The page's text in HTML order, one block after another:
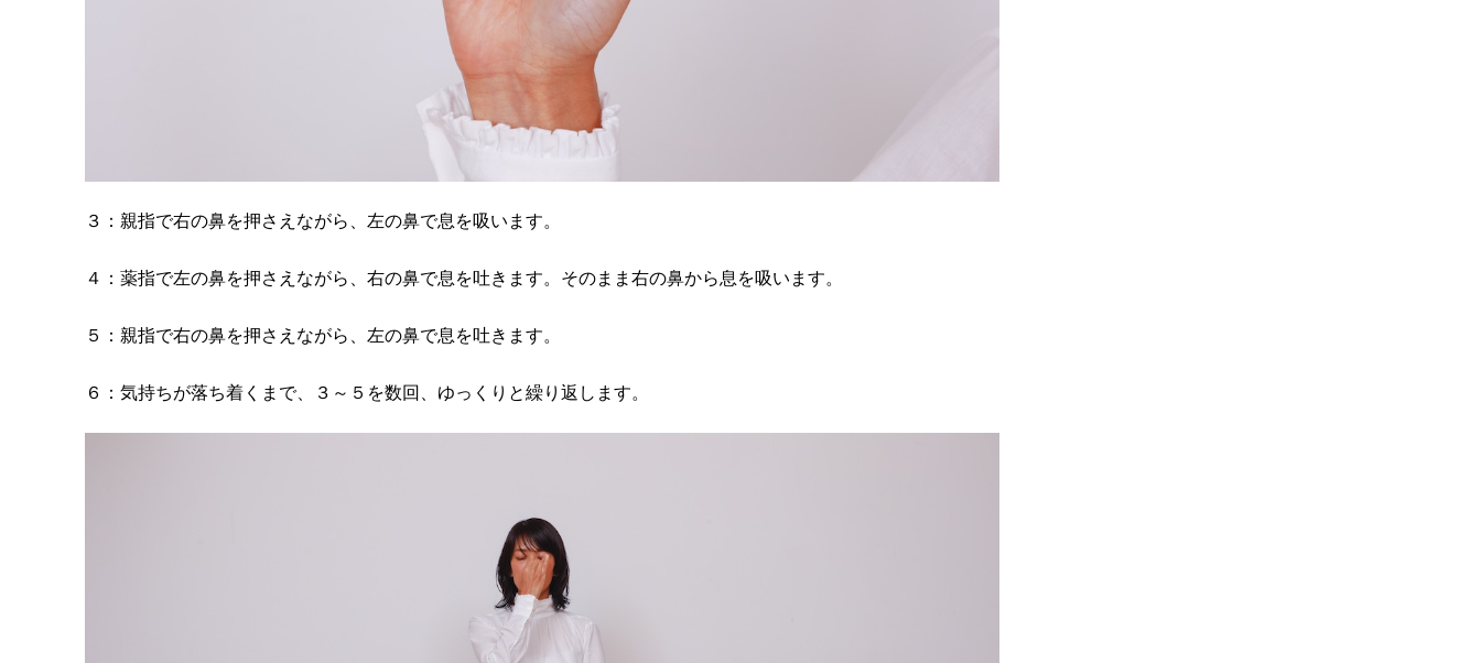
３：親指で右の鼻を押さえながら、左の鼻で息を吸います。
４：薬指で左の鼻を押さえながら、右の鼻で息を吐きます。そのまま右の鼻から息を吸います。
５：親指で右の鼻を押さえながら、左の鼻で息を吐きます。
６：気持ちが落ち着くまで、３～５を数回、ゆっくりと繰り返します。